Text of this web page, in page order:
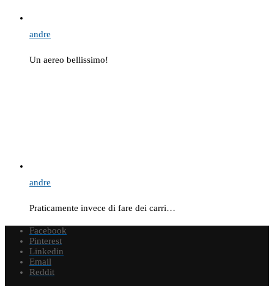
andre
Un aereo bellissimo!
andre
Praticamente invece di fare dei carri…
Facebook
Pinterest
Linkedin
Email
Reddit